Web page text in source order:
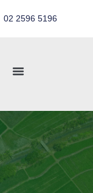
02 2596 5196